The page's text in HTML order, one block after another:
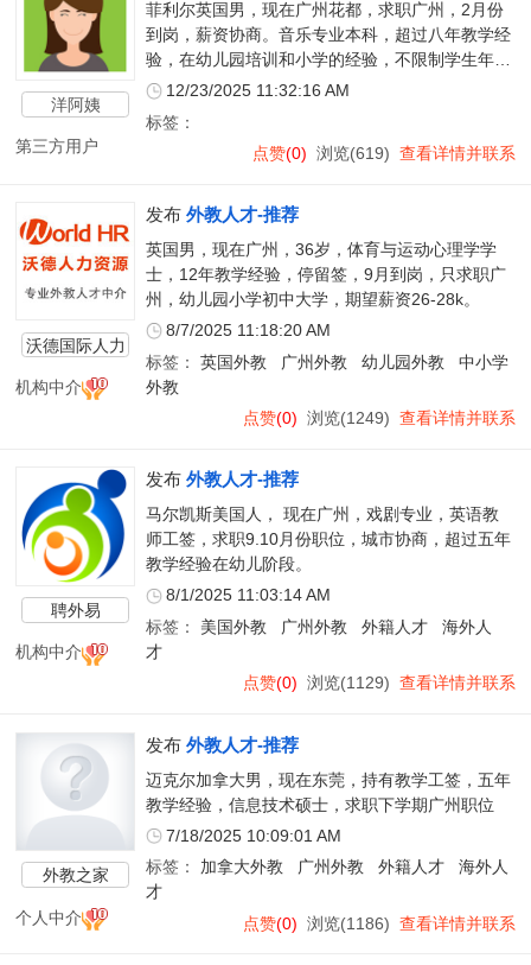
洋阿姨
第三方用户
菲利尔英国男，现在广州花都，求职广州，2月份
到岗，薪资协商。音乐专业本科，超过八年教学经
验，在幼儿园培训和小学的经验，不限制学生年
龄。任何职位
12/23/2025 11:32:16 AM
标签：
点赞(0) 浏览(619) 查看详情并联系
沃德国际人力
机构中介
发布 外教人才-推荐
英国男，现在广州，36岁，体育与运动心理学学
士，12年教学经验，停留签，9月到岗，只求职广
州，幼儿园小学初中大学，期望薪资26-28k。
8/7/2025 11:18:20 AM
标签： 英国外教 广州外教 幼儿园外教
中小学
外教
点赞(0) 浏览(1249) 查看详情并联系
聘外易
机构中介
发布 外教人才-推荐
马尔凯斯美国人， 现在广州，戏剧专业，英语教
师工签，求职9.10月份职位，城市协商，超过五年
教学经验在幼儿阶段。
8/1/2025 11:03:14 AM
标签： 美国外教 广州外教 外籍人才
海外人
才
点赞(0) 浏览(1129) 查看详情并联系
外教之家
个人中介
发布 外教人才-推荐
迈克尔加拿大男，现在东莞，持有教学工签，五年
教学经验，信息技术硕士，求职下学期广州职位
7/18/2025 10:09:01 AM
标签： 加拿大外教 广州外教 外籍人才
海外人
才
点赞(0) 浏览(1186) 查看详情并联系